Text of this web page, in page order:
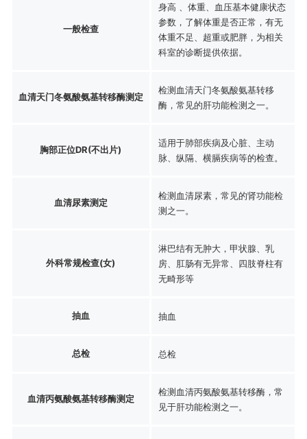
一般检查
身高 、体重、血压基本健康状态
参数，了解体重是否正常，有无
体重不足、超重或肥胖，为相关
科室的诊断提供依据。
血清天门冬氨酸氨基转移酶测定
检测血清天门冬氨酸氨基转移
酶，常见的肝功能检测之一。
胸部正位DR(不出片)
适用于肺部疾病及心脏、主动
脉、纵隔、横膈疾病等的检查。
血清尿素测定
检测血清尿素，常见的肾功能检
测之一。
外科常规检查(女)
淋巴结有无肿大，甲状腺、乳
房、肛肠有无异常、四肢脊柱有
无畸形等
抽血 抽血
总检 总检
血清丙氨酸氨基转移酶测定
检测血清丙氨酸氨基转移酶，常
见于肝功能检测之一。